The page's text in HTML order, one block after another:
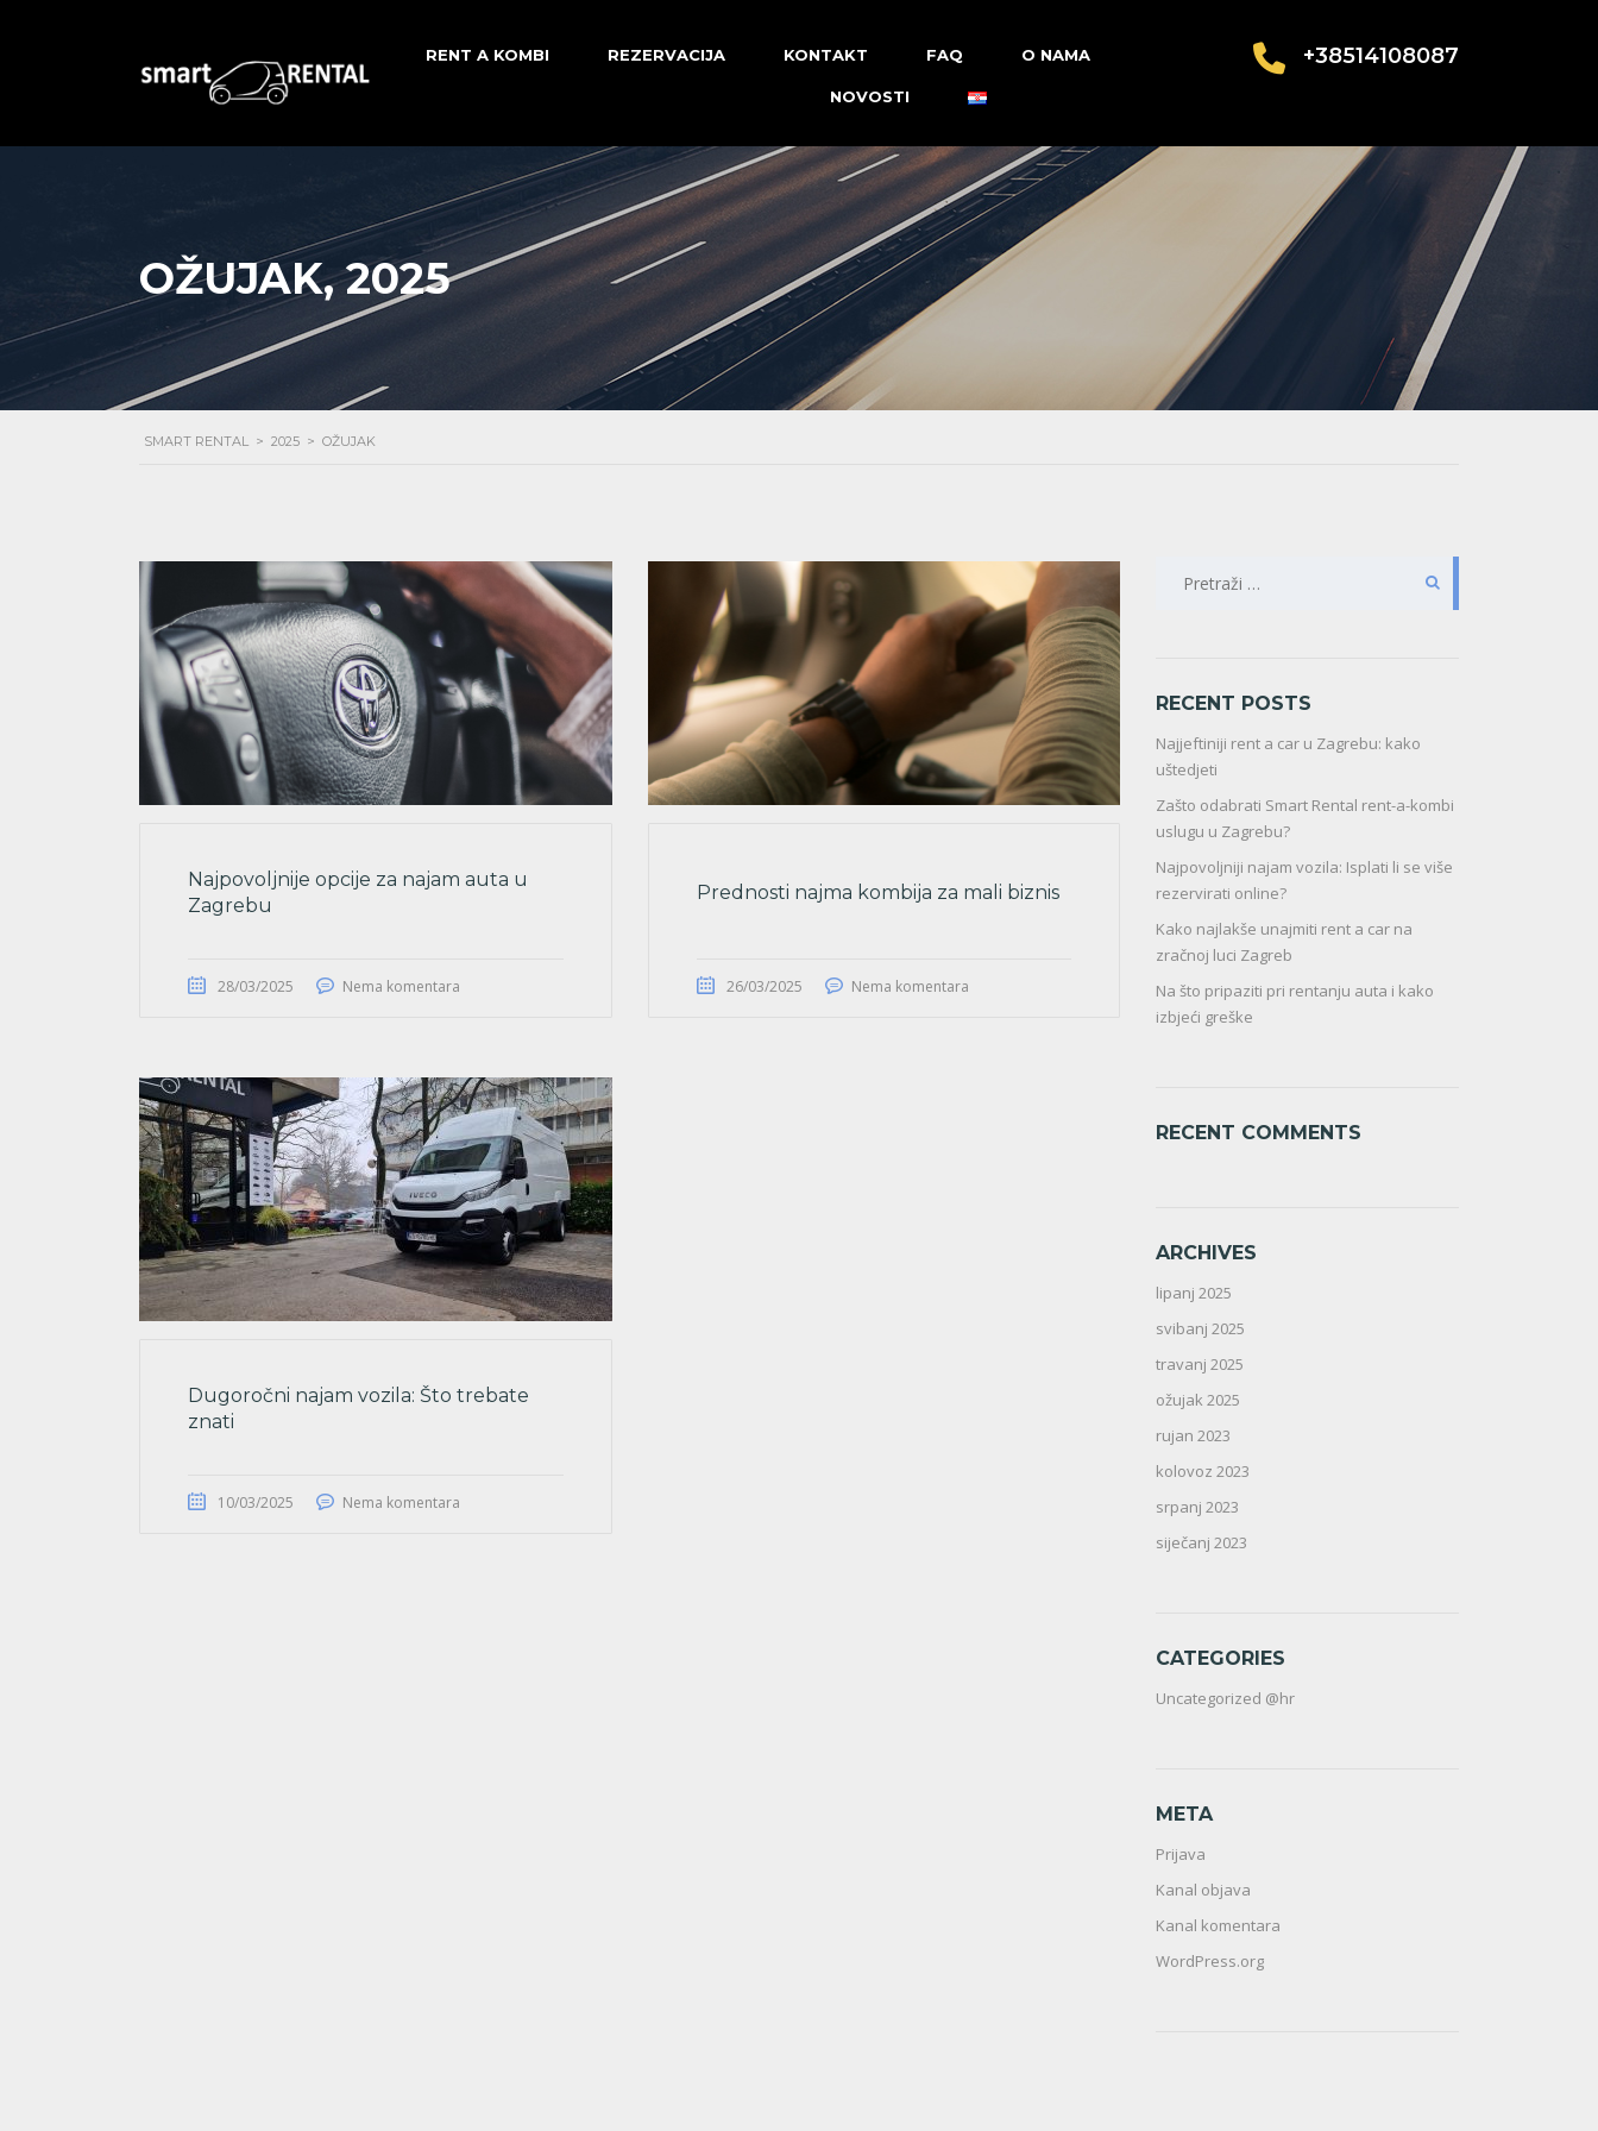
+38514108087
RENT A KOMBI REZERVACIJA KONTAKT FAQ O NAMA
NOVOSTI
OŽUJAK, 2025
SMART RENTAL > 2025 > OŽUJAK
Najpovoljnije opcije za najam auta u
Zagrebu
28/03/2025 Nema komentara
Prednosti najma kombija za mali biznis
26/03/2025 Nema komentara
Dugoročni najam vozila: Što trebate
znati
10/03/2025 Nema komentara
PRETRAŽI:
RECENT POSTS
Najjeftiniji rent a car u Zagrebu: kako
uštedjeti
Zašto odabrati Smart Rental rent-a-kombi
uslugu u Zagrebu?
Najpovoljniji najam vozila: Isplati li se više
rezervirati online?
Kako najlakše unajmiti rent a car na
zračnoj luci Zagreb
Na što pripaziti pri rentanju auta i kako
izbjeći greške
RECENT COMMENTS
ARCHIVES
lipanj 2025
svibanj 2025
travanj 2025
ožujak 2025
rujan 2023
kolovoz 2023
srpanj 2023
siječanj 2023
CATEGORIES
Uncategorized @hr
META
Prijava
Kanal objava
Kanal komentara
WordPress.org